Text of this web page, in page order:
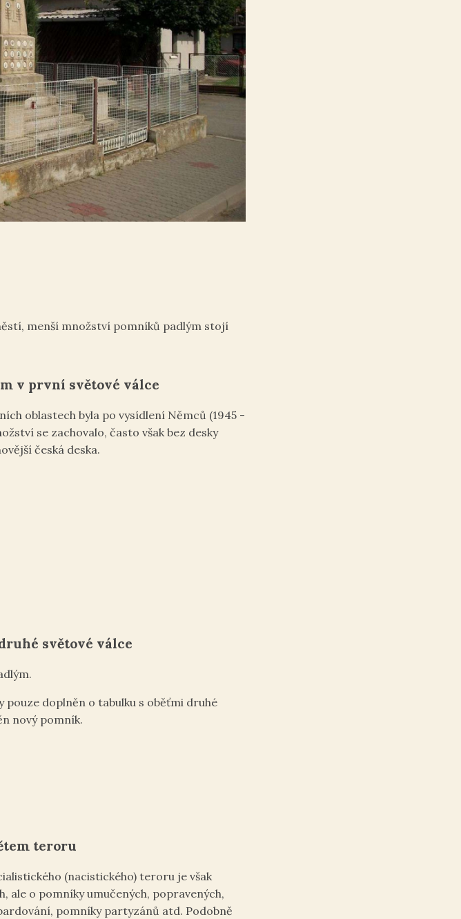
menší množství pomníků padlým stojí
v první světové válce
oblastech byla po vysídlení Němců (1945 -
se zachovalo, často však bez desky
česká deska.
světové válce
pouze doplněn o tabulku s oběťmi druhé
nový pomník.
teroru
(nacistického) teroru je však
ale o pomníky umučených, popravených,
pomníky partyzánů atd. Podobně